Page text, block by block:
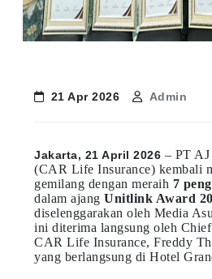
21 Apr 2026 Admin
Jakarta, 21 April 2026 – PT
(CAR Life Insurance) kembali
gemilang dengan meraih 7
dalam ajangUnitlink Award
diselenggarakan oleh Media
ini diterima langsung oleh
CAR Life Insurance, Freddy
yang berlangsung di Hotel